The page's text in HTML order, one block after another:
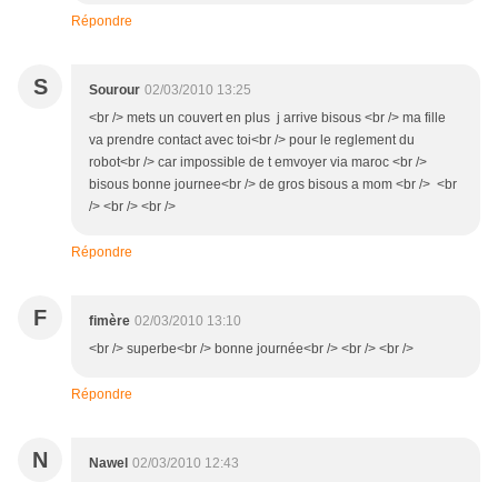
Répondre
S Sourour 02/03/2010 13:25
<br /> mets un couvert en plus j arrive bisous <br /> ma fille
va prendre contact avec toi<br /> pour le reglement du
robot<br /> car impossible de t emvoyer via maroc <br />
bisous bonne journee<br /> de gros bisous a mom <br /> <br
/> <br /> <br />
Répondre
F fimère 02/03/2010 13:10
<br /> superbe<br /> bonne journée<br /> <br /> <br />
Répondre
N Nawel 02/03/2010 12:43